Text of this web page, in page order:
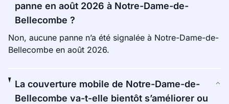
panne en août 2026 à Notre-Dame-de-
Bellecombe ?
Non, aucune panne n’a été signalée à Notre-Dame-de-
Bellecombe en août 2026.
La couverture mobile de Notre-Dame-de-
Bellecombe va-t-elle bientôt s’améliorer ou